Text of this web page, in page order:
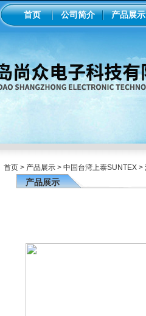
首页 公司简介 产品展示
首页 > 产品展示 > 中国台湾上泰SUNTEX >
产品展示